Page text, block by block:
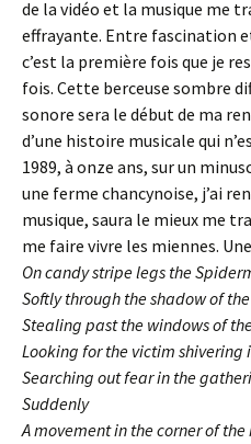
de la vidéo et la musique me
effrayante. Entre fascination
c’est la première fois que je
fois. Cette berceuse sombre
sonore sera le début de ma
d’une histoire musicale qui
1989, à onze ans, sur un
une ferme chancynoise, j’ai
musique, saura le mieux me
me faire vivre les miennes.
On candy stripe legs the
Softly through the shadow of
Stealing past the windows of
Looking for the victim shivering
Searching out fear in the
Suddenly
A movement in the corner of the